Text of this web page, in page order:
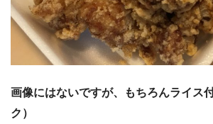
画像にはないですが、もちろんライス
ク）